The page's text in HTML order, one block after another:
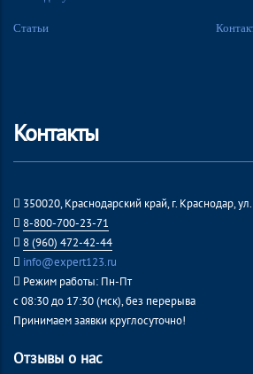
Статьи
Контакты
350020, Краснодарский край, г. Краснодар,
8-800-700-23-71
8 (960) 472-42-44
info@expert123.ru
Режим работы: Пн-Пт
с 08:30 до 17:30 (мск), без перерыва
Принимаем заявки круглосуточно!
Отзывы о нас